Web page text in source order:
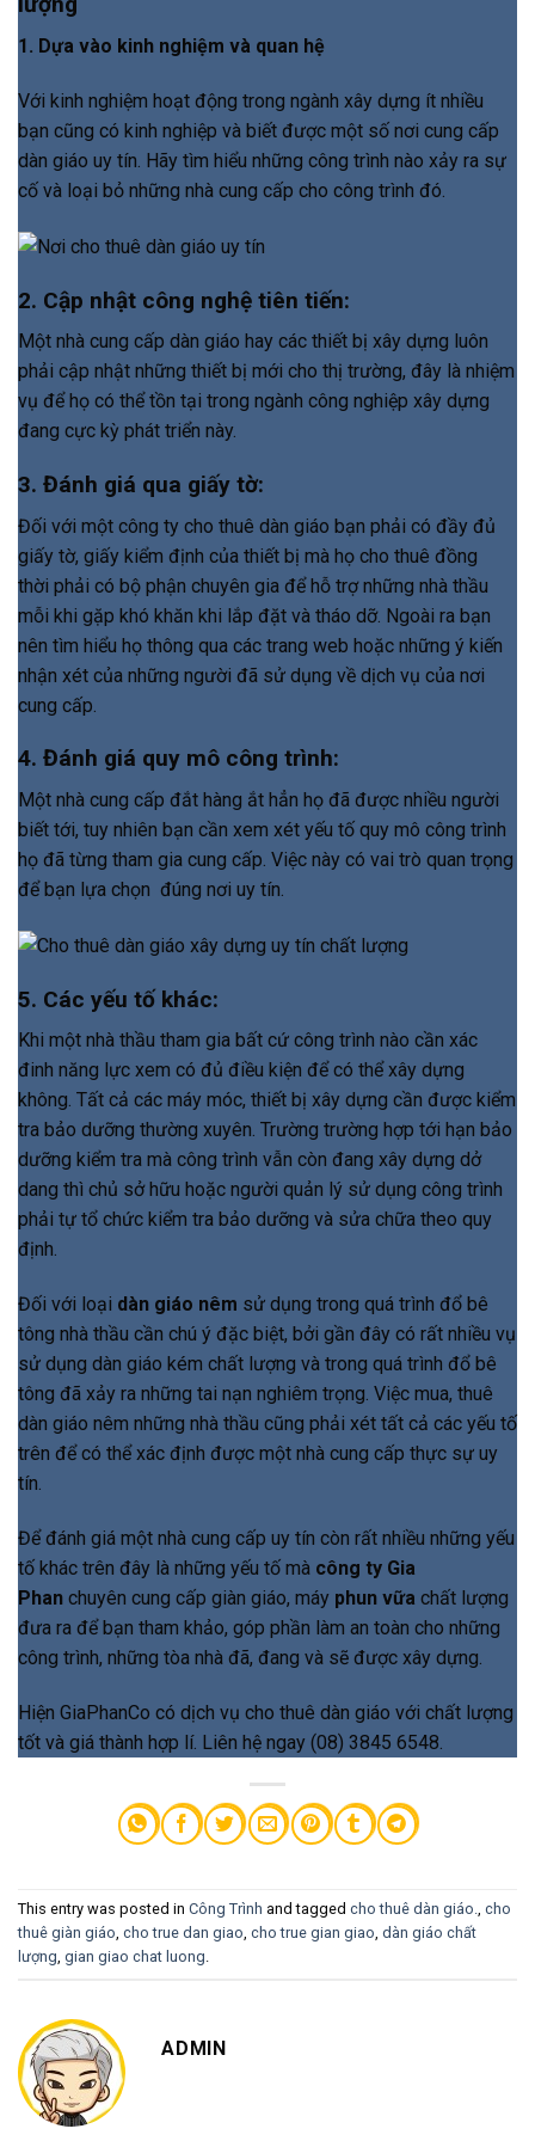
1. Dựa vào kinh nghiệm và quan hệ
Với kinh nghiệm hoạt động trong ngành xây dựng ít nhiều
bạn cũng có kinh nghiệp và biết được một số nơi cung cấp
dàn giáo uy tín. Hãy tìm hiểu những công trình nào xảy ra sự
cố và loại bỏ những nhà cung cấp cho công trình đó.
2. Cập nhật công nghệ tiên tiến:
Một nhà cung cấp dàn giáo hay các thiết bị xây dựng luôn
phải cập nhật những thiết bị mới cho thị trường, đây là nhiệm
vụ để họ có thể tồn tại trong ngành công nghiệp xây dựng
đang cực kỳ phát triển này.
3. Đánh giá qua giấy tờ:
Đối với một công ty cho thuê dàn giáo bạn phải có đầy đủ
giấy tờ, giấy kiểm định của thiết bị mà họ cho thuê đồng
thời phải có bộ phận chuyên gia để hỗ trợ những nhà thầu
mỗi khi gặp khó khăn khi lắp đặt và tháo dỡ. Ngoài ra bạn
nên tìm hiểu họ thông qua các trang web hoặc những ý kiến
nhận xét của những người đã sử dụng về dịch vụ của nơi
cung cấp.
4. Đánh giá quy mô công trình:
Một nhà cung cấp đắt hàng ắt hẳn họ đã được nhiều người
biết tới, tuy nhiên bạn cần xem xét yếu tố quy mô công trình
họ đã từng tham gia cung cấp. Việc này có vai trò quan trọng
để bạn lựa chọn đúng nơi uy tín.
5. Các yếu tố khác:
Khi một nhà thầu tham gia bất cứ công trình nào cần xác
đinh năng lực xem có đủ điều kiện để có thể xây dựng
không. Tất cả các máy móc, thiết bị xây dựng cần được kiểm
tra bảo dưỡng thường xuyên. Trường trường hợp tới hạn bảo
dưỡng kiểm tra mà công trình vẫn còn đang xây dựng dở
dang thì chủ sở hữu hoặc người quản lý sử dụng công trình
phải tự tổ chức kiểm tra bảo dưỡng và sửa chữa theo quy
định.
Đối với loại dàn giáo nêm sử dụng trong quá trình đổ bê
tông nhà thầu cần chú ý đặc biệt, bởi gần đây có rất nhiều vụ
sử dụng dàn giáo kém chất lượng và trong quá trình đổ bê
tông đã xảy ra những tai nạn nghiêm trọng. Việc mua, thuê
dàn giáo nêm những nhà thầu cũng phải xét tất cả các yếu tố
trên để có thể xác định được một nhà cung cấp thực sự uy
tín.
Để đánh giá một nhà cung cấp uy tín còn rất nhiều những yếu
tố khác trên đây là những yếu tố mà công ty Gia
Phan chuyên cung cấp giàn giáo, máy phun vữa chất lượng
đưa ra để bạn tham khảo, góp phần làm an toàn cho những
công trình, những tòa nhà đã, đang và sẽ được xây dựng.
Hiện GiaPhanCo có dịch vụ cho thuê dàn giáo với chất lượng
tốt và giá thành hợp lí. Liên hệ ngay (08) 3845 6548.
This entry was posted in Công Trình and tagged cho thuê dàn giáo., cho
thuê giàn giáo, cho true dan giao, cho true gian giao, dàn giáo chất
lượng, gian giao chat luong.
ADMIN